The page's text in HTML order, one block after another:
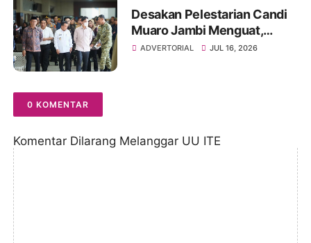
Desakan Pelestarian Candi
Muaro Jambi Menguat,
Wapres Gibran Rakabuming
ADVERTORIAL JUL 16, 2026
0 KOMENTAR
Komentar Dilarang Melanggar UU ITE